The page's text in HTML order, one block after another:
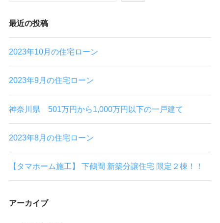
最近の投稿
2023年10月の住宅ローン
2023年9月の住宅ローン
神奈川県 501万円から1,000万円以下の一戸建て
2023年8月の住宅ローン
【タマホーム施工】 下鶴間 新築分譲住宅 限定２棟！！
アーカイブ